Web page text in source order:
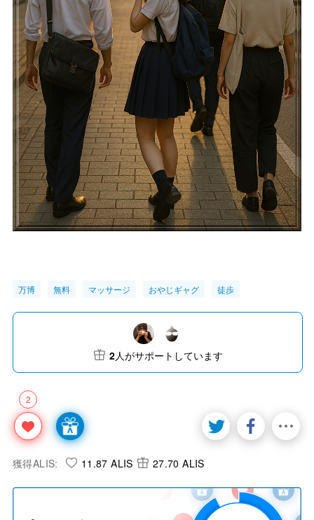
万博 無料 マッサージ おやじギャグ 徒歩
2
2人がサポートしています
獲得ALIS: 11.87 ALIS 27.70 ALIS